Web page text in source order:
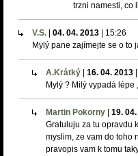
trzni namesti, co
V.S. 04. 04. 2013 15:26
Mylý pane zajímejte se o to
A.Krátký 16. 04. 2013
Mylý ? Milý vypadá lépe
Martin Pokorny 19.
Gratuluju za tu opravdu
myslim, ze vam do toho
pravopis vam k tomu